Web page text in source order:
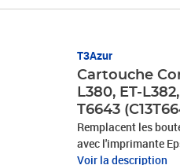
T3Azur
Cartouche
L380, ET-
T6643
Remplacent les
avec l'imprimante
L1300, ET-L200, ET-
Voir la description
Prix 5,90€